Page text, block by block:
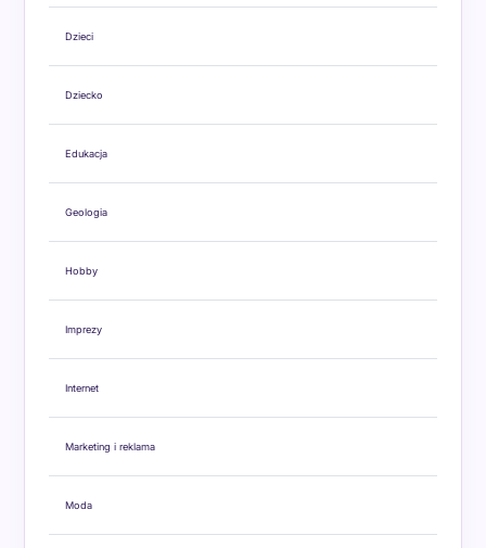
Dzieci
Dziecko
Edukacja
Geologia
Hobby
Imprezy
Internet
Marketing i reklama
Moda